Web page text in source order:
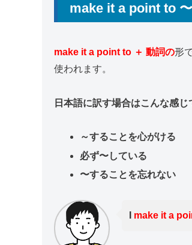
make it a point to 〜
make it a point to ＋ 動詞の形
使われます。
日本語に訳す場合はこんな感じ
～することを心がける
必ず〜している
〜することを忘れない
make it a